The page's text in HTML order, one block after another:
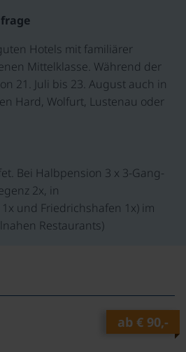
Hotels mit familiärer
Mittelklasse. Während der
21. Juli bis 23. August auch in
Hard, Wolfurt, Lustenau oder
Bei Halbpension 3 x 3-Gang-
2x, in
und Friedrichshafen 1x) im
Restaurants)
ab € 90,-